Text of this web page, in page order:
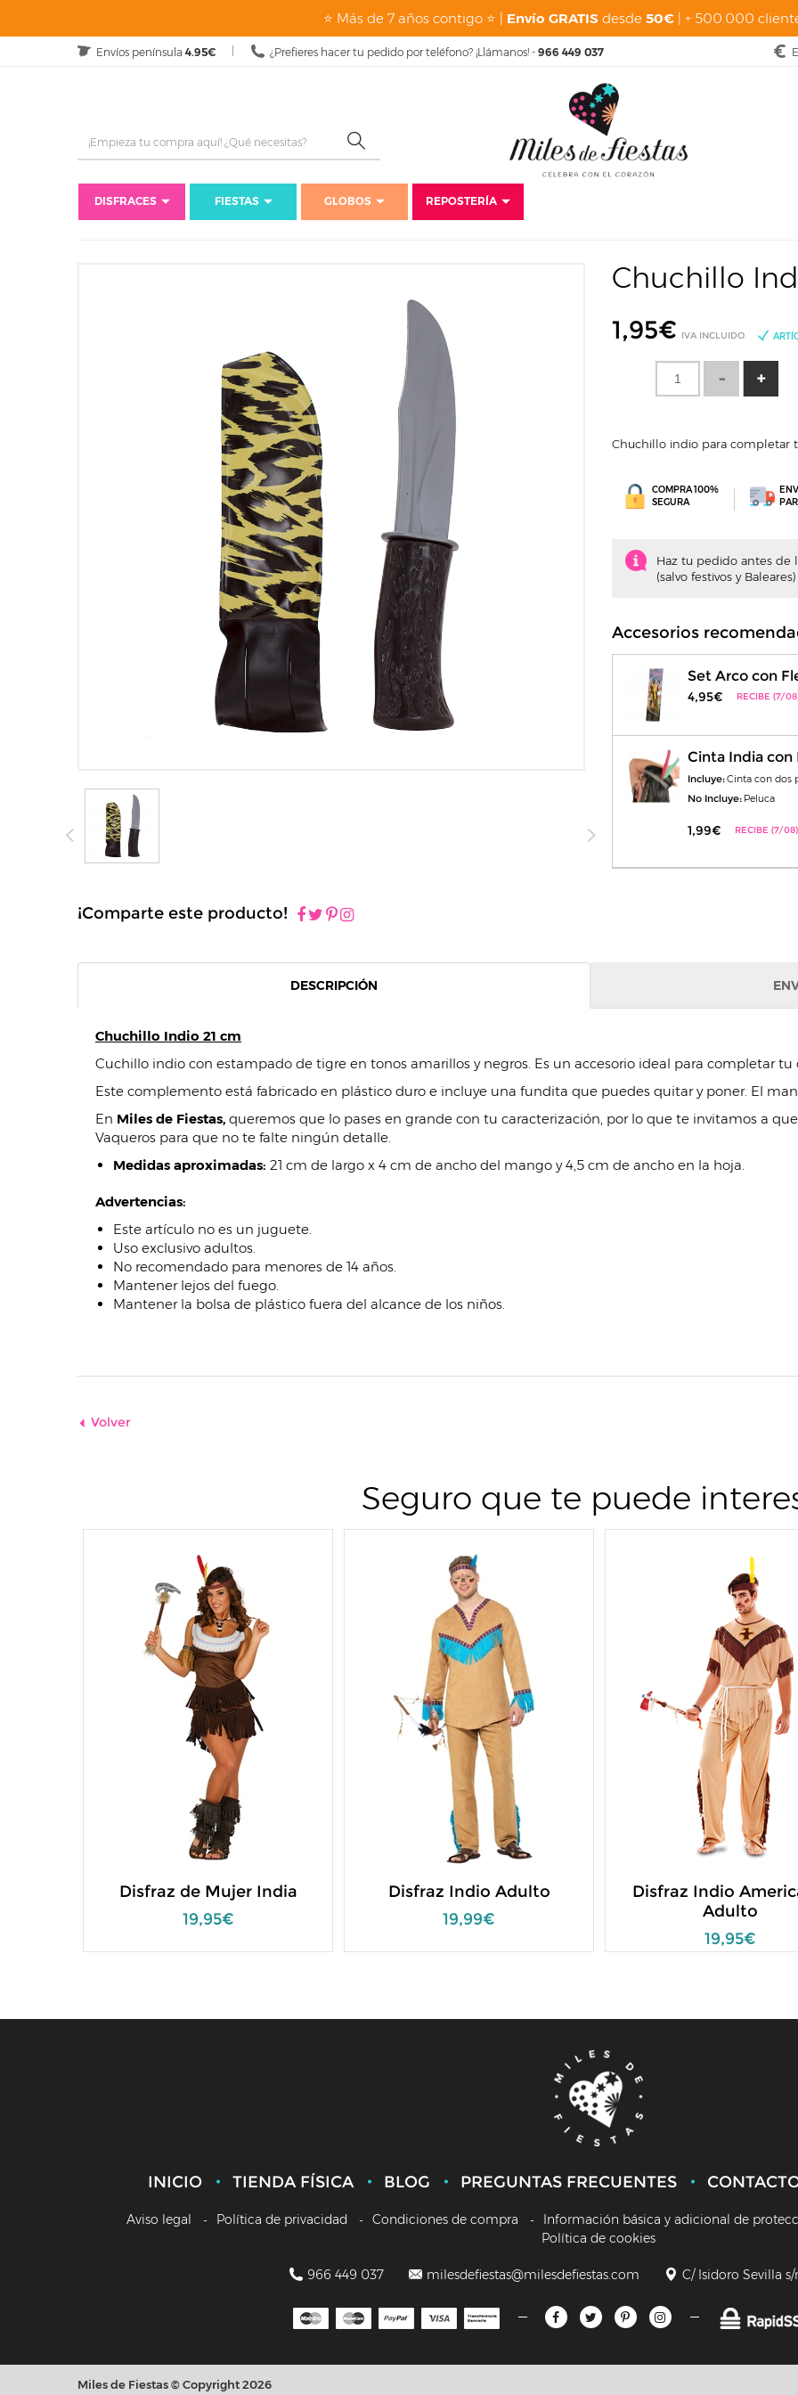
⭐ Más de 7 años contigo ⭐ | Envío GRATIS desde 50€ | + 500.000
Envíos península 4.95€ ¿Prefieres hacer tu pedido por teléfono? ¡Llámanos! - 966 449 037
DISFRACES FIESTAS GLOBOS
REPOSTERÍA
Inicio
Disfraces Carnaval
¡Comparte este producto!
Chuchillo
1,95€ IVA INCLUIDO
Chuchillo indio para completar
COMPRA 100%
SEGURA
Haz tu pedido antes de
(salvo festivos y Baleares)
Accesorios
Set Arco con
4,95€ RECIBE (7/
Cinta India con
Incluye:Cinta con dos
No Incluye: Peluca
1,99€ RECIBE (7/08)
DESCRIPCIÓN
Chuchillo Indio 21 cm
Cuchillo indio con estampado de tigre en tonos amarillos y negros. Es un accesorio ideal para completar
Este complemento está fabricado en plástico duro e incluye una fundita que puedes quitar y poner. El
En Miles de Fiestas, queremos que lo pases en grande con tu caracterización, por lo que te invitamos a
Vaqueros para que no te falte ningún detalle.
Medidas aproximadas: 21 cm de largo x 4 cm de ancho del mango y 4,5 cm de ancho en la hoja.
Advertencias:
Este artículo no es un juguete.
Uso exclusivo adultos.
No recomendado para menores de 14 años.
Mantener lejos del fuego.
Mantener la bolsa de plástico fuera del alcance de los niños.
Volver
Seguro que te puede
Disfraz de Mujer India
19,95€
Disfraz Indio Adulto
19,99€
Disfraz Indio
Adulto
19,95€
INICIO TIENDA FÍSICA BLOG PREGUNTAS FRECUENTES
Aviso legal Política de privacidad Condiciones de compra
Información básica y adicional de
Política de cookies
966 449 037 milesdefiestas@milesdefiestas.com C/ Isidoro Sevilla
Miles de Fiestas © Copyright 2026